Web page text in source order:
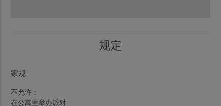
规定
家规
不允许：
在公寓里举办派对